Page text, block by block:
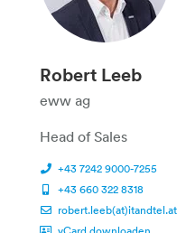
Robert Leeb
eww ag
Head of Sales
+43 7242 9000-7255
+43 660 322 8318
robert.leeb(at)itandtel.at